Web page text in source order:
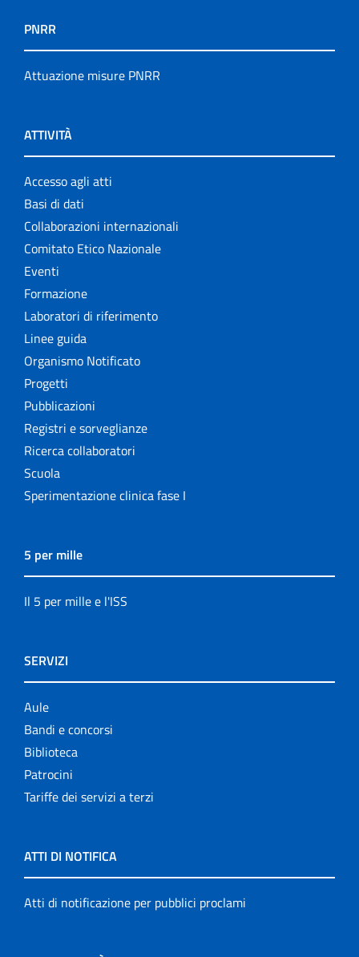
PNRR
Attuazione misure PNRR
ATTIVITÀ
Accesso agli atti
Basi di dati
Collaborazioni internazionali
Comitato Etico Nazionale
Eventi
Formazione
Laboratori di riferimento
Linee guida
Organismo Notificato
Progetti
Pubblicazioni
Registri e sorveglianze
Ricerca collaboratori
Scuola
Sperimentazione clinica fase I
5 per mille
Il 5 per mille e l'ISS
SERVIZI
Aule
Bandi e concorsi
Biblioteca
Patrocini
Tariffe dei servizi a terzi
ATTI DI NOTIFICA
Atti di notificazione per pubblici proclami